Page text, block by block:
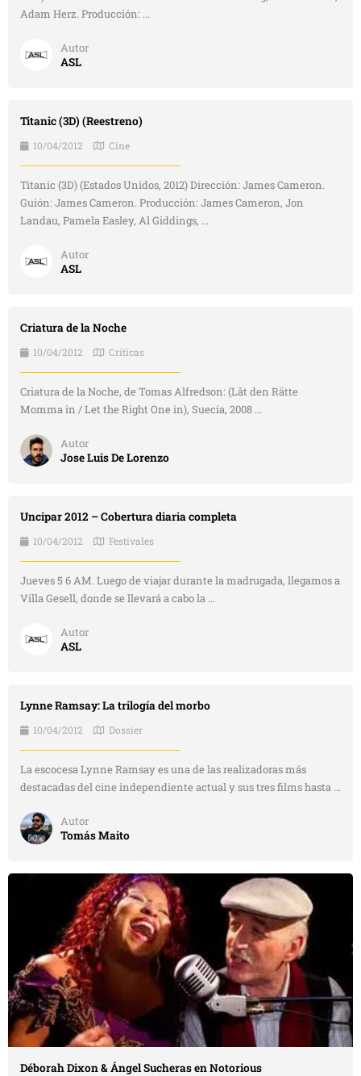
Adam Herz. Producción: ...
Autor
ASL
Titanic (3D) (Reestreno)
10/04/2012 Cine
Titanic (3D) (Estados Unidos, 2012) Dirección: James Cameron.
Guión: James Cameron. Producción: James Cameron, Jon
Landau, Pamela Easley, Al Giddings, ...
Autor
ASL
Criatura de la Noche
10/04/2012 Críticas
Criatura de la Noche, de Tomas Alfredson: (Låt den Rätte
Momma in / Let the Right One in), Suecia, 2008 ...
Autor
Jose Luis De Lorenzo
Uncipar 2012 – Cobertura diaria completa
10/04/2012 Festivales
Jueves 5 6 AM. Luego de viajar durante la madrugada, llegamos a
Villa Gesell, donde se llevará a cabo la ...
Autor
ASL
Lynne Ramsay: La trilogía del morbo
10/04/2012 Dossier
La escocesa Lynne Ramsay es una de las realizadoras más
destacadas del cine independiente actual y sus tres films hasta ...
Autor
Tomás Maito
Déborah Dixon & Ángel Sucheras en Notorious